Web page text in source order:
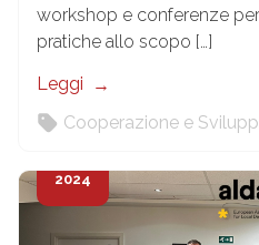
workshop e conferenze
pratiche allo scopo […]
Leggi
Cooperazione e
2024